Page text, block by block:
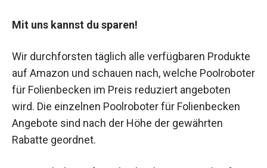
Mit uns kannst du sparen!
Wir durchforsten täglich alle verfügbaren Produkte
auf Amazon und schauen nach, welche Poolroboter
für Folienbecken im Preis reduziert angeboten
wird. Die einzelnen Poolroboter für Folienbecken
Angebote sind nach der Höhe der gewährten
Rabatte geordnet.